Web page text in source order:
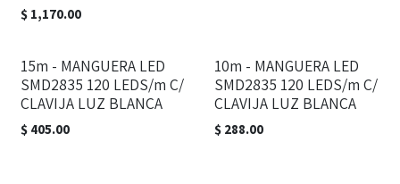
$ 1,170.00
15m - MANGUERA LED
SMD2835 120 LEDS/m C/
CLAVIJA LUZ BLANCA
$ 405.00
10m - MANGUERA LED
SMD2835 120 LEDS/m C/
CLAVIJA LUZ BLANCA
$ 288.00